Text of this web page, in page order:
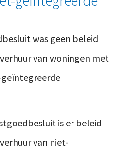
was geen beleid
van woningen met
is er beleid
van niet-